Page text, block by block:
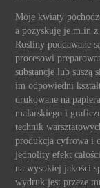
Moje kwiaty
a pozyskuję je m.in
Rośliny poddawane
procesowi
substancje lub suszą
im odpowiedni
drukowane na
malarskiego i
technik
produkcja cyfrowa i
jednolity efekt
na wysokiej jakości
wydruk jest przeze